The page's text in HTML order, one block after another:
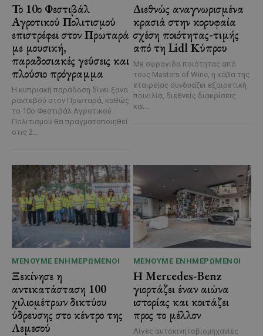
Το 10ο Φεστιβάλ
Αγροτικού Πολιτισμού
επιστρέφει στον Πρωταρά
με μουσική,
παραδοσιακές γεύσεις και
πλούσιο πρόγραμμα
Η κυπριακή παράδοση δίνει ξανά
ραντεβού στον Πρωταρά, καθώς
το 10ο Φεστιβάλ Αγροτικού
Πολιτισμού θα πραγματοποιηθεί
στις 2...
Διεθνώς αναγνωρισμένα
κρασιά στην κορυφαία
σχέση ποιότητας-τιμής
από τη Lidl Κύπρου
Με σφραγίδα ποιότητας από
τους Masters of Wine, η κάβα της
εταιρείας συνδυάζει εξαιρετική
ποικιλία, διεθνείς διακρίσεις
και...
ΜΈΝΟΥΜΕ ΕΝΗΜΕΡΩΜΈΝΟΙ
Ξεκίνησε η
αντικατάσταση 100
χιλιομέτρων δικτύου
ύδρευσης στο κέντρο της
Λεμεσού
ΜΈΝΟΥΜΕ ΕΝΗΜΕΡΩΜΈΝΟΙ
Η Mercedes-Benz
γιορτάζει έναν αιώνα
ιστορίας και κοιτάζει
προς το μέλλον
Λίγες αυτοκινητοβιομηχανίες